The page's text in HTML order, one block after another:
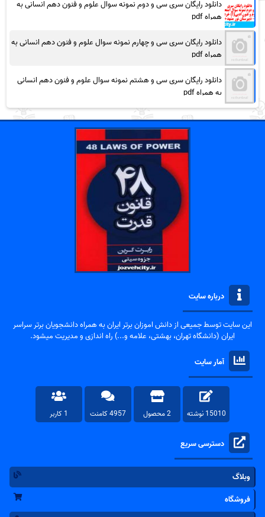
دانلود رایگان سری سی و دوم نمونه سوال علوم و فنون دهم انسانی به
همراه pdf
دانلود رایگان سری سی و چهارم نمونه سوال علوم و فنون دهم انسانی به
همراه pdf
دانلود رایگان سری سی و هشتم نمونه سوال علوم و فنون دهم انسانی
به همراه pdf
درباره سایت
این سایت توسط جمیعی از دانش اموزان برتر ایران به همراه دانشجویان برتر سراسر
ایران (دانشگاه تهران، بهشتی، علامه و...) راه اندازی و مدیریت میشود.
آمار سایت
15010 نوشته 2 محصول 4957 کامنت 1 کاربر
دسترسی سریع
وبلاگ
فروشگاه